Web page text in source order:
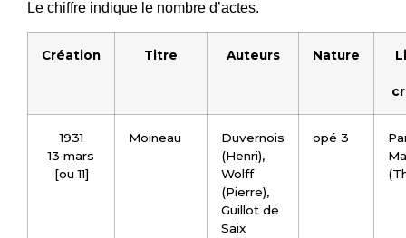
Le chiffre indique le nombre d’actes.
Création Titre Auteurs Nature
1931
13 mars
[ou 11]
Moineau
Duvernois
(Henri),
Wolff
(Pierre),
Guillot de
Saix
opé 3